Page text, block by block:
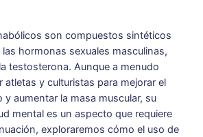
son compuestos sintéticos
hormonas sexuales masculinas,
testosterona. Aunque a menudo
atletas y culturistas para mejorar el
aumentar la masa muscular, su
mental es un aspecto que requiere
exploraremos cómo el uso de